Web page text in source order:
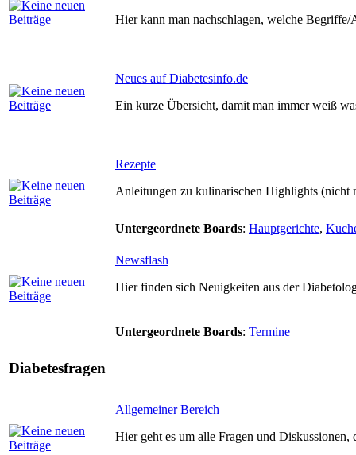
Hier kann man nachschlagen, welche
Neues auf Diabetesinfo.de
Ein kurze Übersicht, damit man immer weiß
Rezepte
Anleitungen zu kulinarischen Highlights (nicht
Untergeordnete Boards: Hauptgerichte,
Newsflash
Hier finden sich Neuigkeiten aus der
Untergeordnete Boards: Termine
Diabetesfragen
Allgemeiner Bereich
Hier geht es um alle Fragen und Diskussionen,